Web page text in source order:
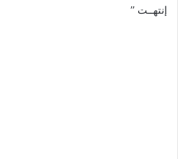
إنتهــت ’’